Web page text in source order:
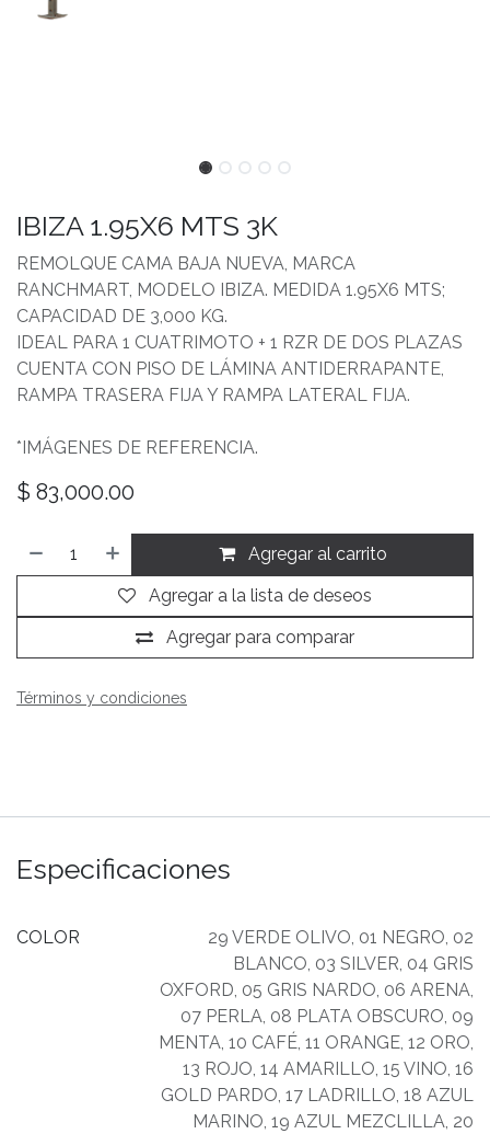
IBIZA 1.95X6 MTS 3K
REMOLQUE CAMA BAJA NUEVA, MARCA
RANCHMART, MODELO IBIZA. MEDIDA 1.95X6 MTS;
CAPACIDAD DE 3,000 KG.
IDEAL PARA 1 CUATRIMOTO + 1 RZR DE DOS PLAZAS
CUENTA CON PISO DE LÁMINA ANTIDERRAPANTE,
RAMPA TRASERA FIJA Y RAMPA LATERAL FIJA.
*IMÁGENES DE REFERENCIA.
$ 83,000.00
Agregar al carrito
Agregar para comparar
Agregar a la lista de deseos
Términos y condiciones
Especificaciones
COLOR 29 VERDE OLIVO, 01 NEGRO, 02
BLANCO, 03 SILVER, 04 GRIS
OXFORD, 05 GRIS NARDO, 06 ARENA,
07 PERLA, 08 PLATA OBSCURO, 09
MENTA, 10 CAFÉ, 11 ORANGE, 12 ORO,
13 ROJO, 14 AMARILLO, 15 VINO, 16
GOLD PARDO, 17 LADRILLO, 18 AZUL
MARINO, 19 AZUL MEZCLILLA, 20